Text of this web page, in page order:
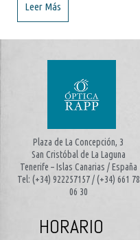
Leer Más
Plaza de La Concepción, 3
San Cristóbal de La Laguna
Tenerife – Islas Canarias / España
Tel: (+34) 922257157 / (+34) 661 78
06 30
HORARIO